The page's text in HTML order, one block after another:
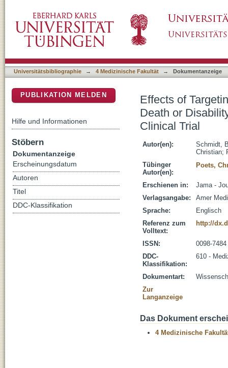
Extremely Preterm Infants A Randomized
Universitätsbibliographie → 4 Medizinische Fakultät → Dokumentanzeige
Effects of
Death or
Clinical Trial
Autor(en):
Schmidt,
Christian;
Tübinger
Autor(en):
Poets,
Erschienen in:
Jama -
Verlagsangabe:
Amer
Sprache:
Englisch
Referenz zum
Volltext:
http://
ISSN:
0098-7484
DDC-
Klassifikation:
610 -
Dokumentart:
Zur
Langanzeige
Das Dokument
4 Medizinische
PUBLIKATION MELDEN
Hilfe und Informationen
Stöbern
Dokumentanzeige
Erscheinungsdatum
Autoren
Titel
DDC-Klassifikation